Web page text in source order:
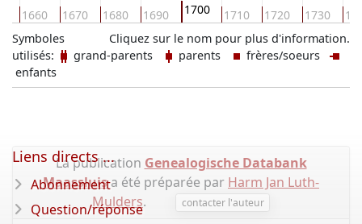
1660 1670 1680 1690 1700 1710 1720 1730
Cliquez sur le nom pour plus d'information.
Symboles
utilisés:
grand-parents parents
frères/soeurs
enfants
La publication Genealogische Databank
Maassluisa été préparée par Harm Jan Luth-
Mulders. contacter l'auteur
Liens directs ...
Abonnement
Question/réponse